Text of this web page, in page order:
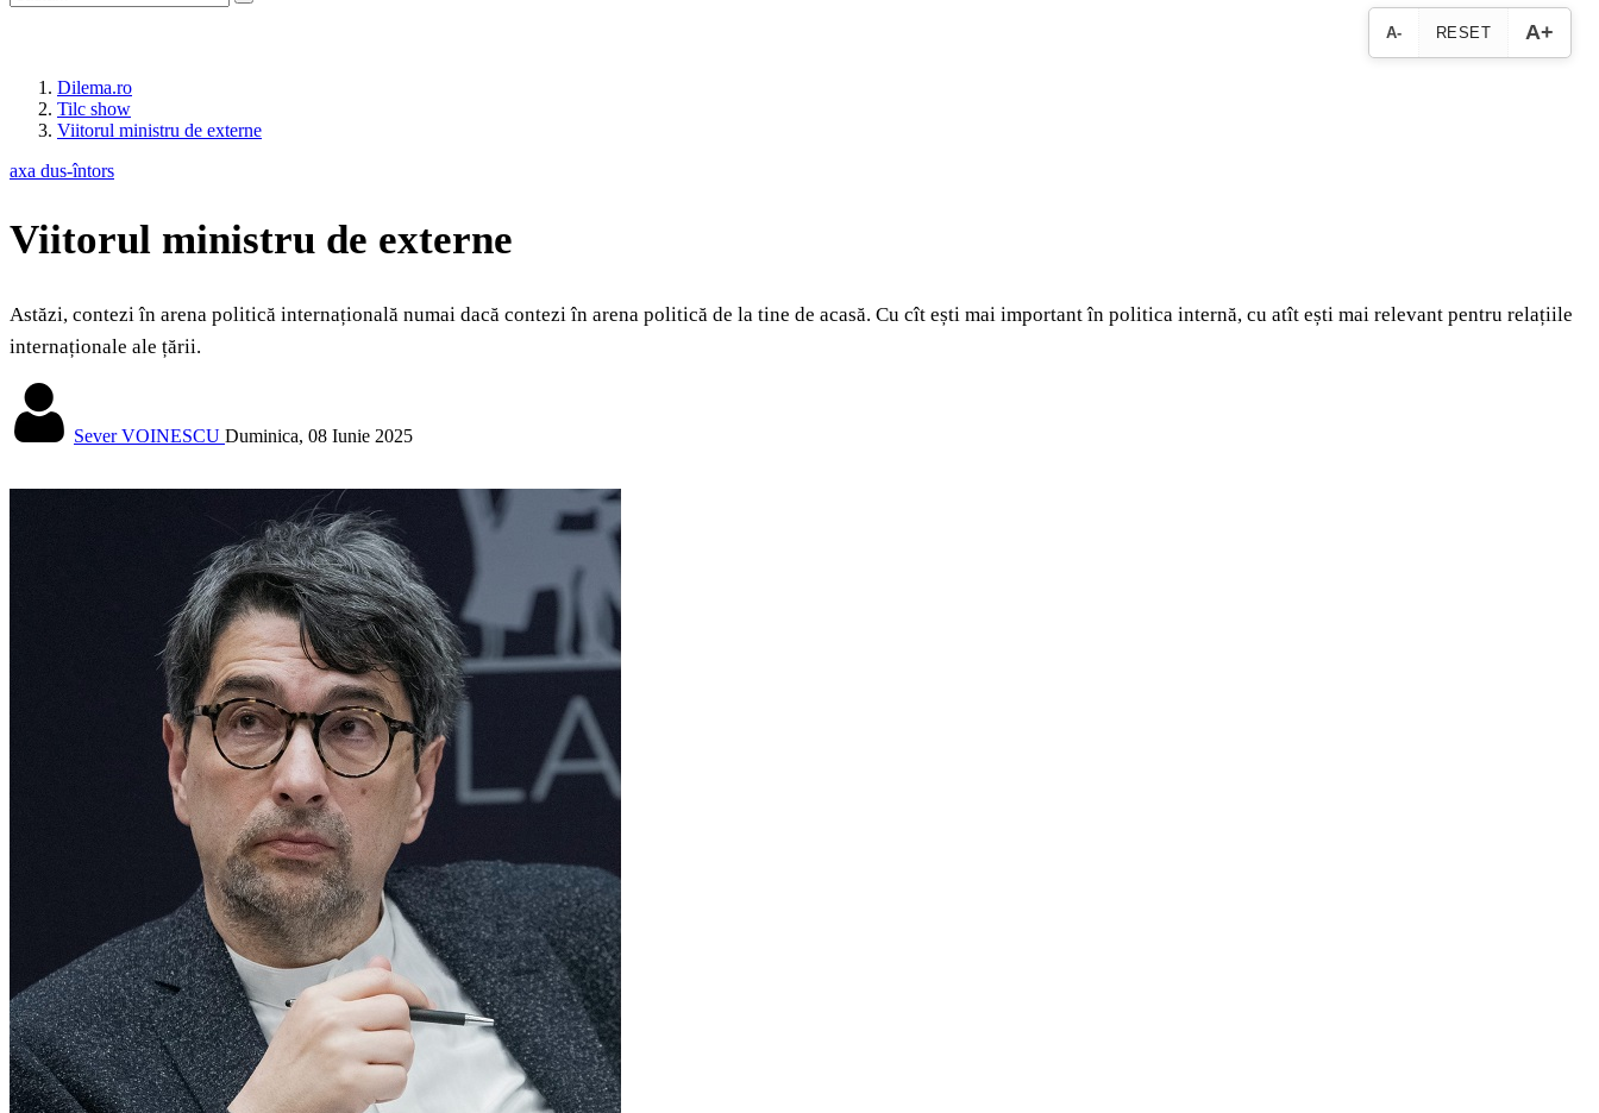
A- RESET A+
Dilema.ro
Tilc show
Viitorul ministru de externe
axa dus-întors
Viitorul ministru de externe
Astăzi, contezi în arena politică internațională numai dacă contezi în arena politică de la tine de acasă. Cu cît ești mai important în politica internă, cu atît ești mai relevant pentru relațiile
internaționale ale țării.
Sever VOINESCU Duminica, 08 Iunie 2025